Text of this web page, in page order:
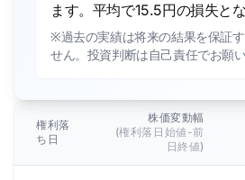
ます。平均で15.5円の損失と
※過去の実績は将来の結果を保証
せん。投資判断は自己責任でお願い
権利落
ち日
株価変動幅
(権利落日始値-前
日終値)